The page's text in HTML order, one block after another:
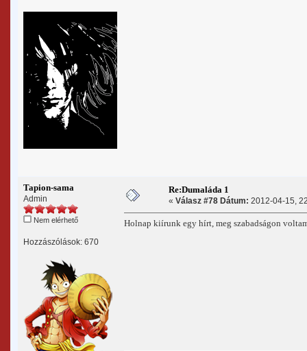
Tapion-sama
Admin
Nem elérhető
Hozzászólások: 670
Re:Dumaláda 1
« Válasz #78 Dátum: 2012-04-15,
Holnap kiírunk egy hírt, meg szabadságon